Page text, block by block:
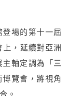
場的第十一屆
，延續對亞洲
軸定調為「三
覽會，將視角